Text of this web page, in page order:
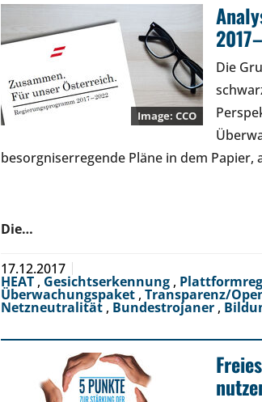
CCO
Die
besorgniserregende Pläne in dem
Die…
17.12.2017
HEAT , Gesichtserkennung ,
Überwachungspaket , Transparenz/
Netzneutralität , Bundestrojaner ,